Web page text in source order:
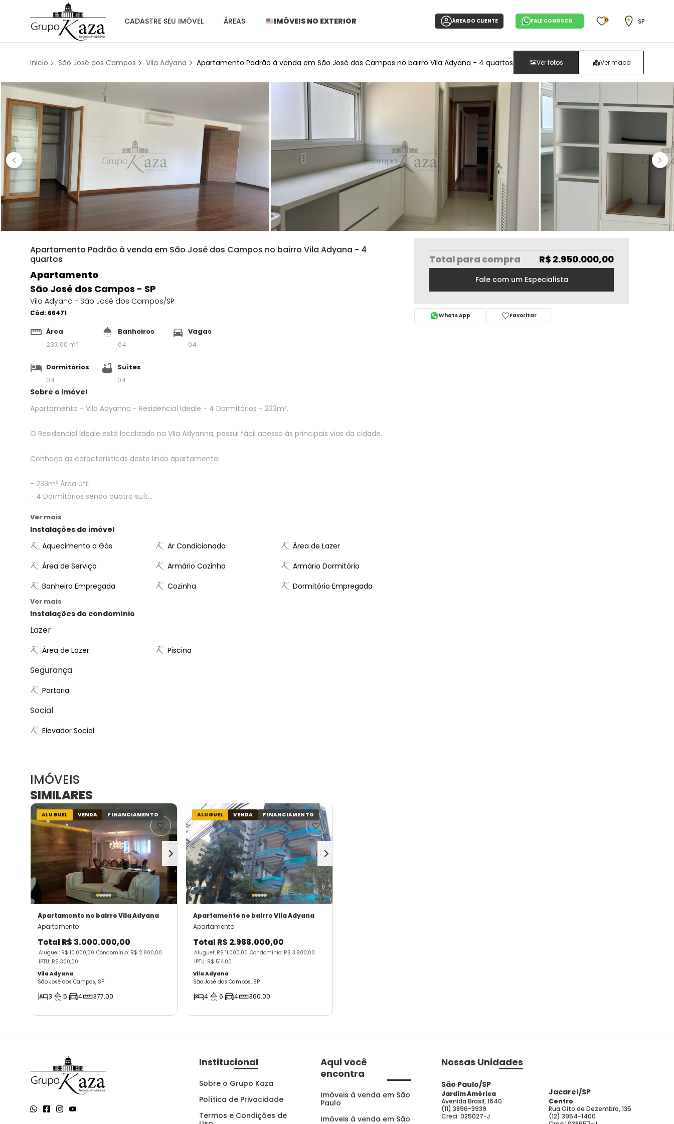
CADASTRE SEU IMÓVEL ÁREAS IMÓVEIS NO EXTERIOR ÁREA DO CLIENTE FALE CONOSCO 0 SP
Inicio São José dos Campos Vila Adyana Apartamento Padrão à venda em São José dos Campos no bairro Vila Adyana - 4 quartos Ver fotos Ver mapa
Apartamento Padrão à venda em São José dos Campos no bairro Vila Adyana - 4
quartos
Apartamento
São José dos Campos - SP
Vila Adyana - São José dos Campos/SP
Cód: 66471
Área
233.00 m²
Banheiros
04
Vagas
04
Dormitórios
04
Suítes
04
Sobre o imóvel
Apartamento - Vila Adyanna - Residencial Ideale - 4 Dormitórios - 233m².
O Residencial Ideale está localizado na Vila Adyanna, possui fácil acesso às principais vias da cidade.
Conheça as características deste lindo apartamento:
- 233m² Área útil
- 4 Dormitórios sendo quatro suít...
Ver mais
Instalações do imóvel
Aquecimento a Gás
Ar Condicionado
Área de Lazer
Área de Serviço
Armário Cozinha
Armário Dormitório
Banheiro Empregada
Cozinha Dormitório Empregada
Ver mais
Instalações do condomínio
Lazer
Área de Lazer Piscina
Segurança
Portaria
Social
Elevador Social
Total para compra R$ 2.950.000,00
Fale com um Especialista
Whats App Favoritar
IMÓVEIS
SIMILARES
ALUGUEL VENDA FINANCIAMENTO
Apartamento no bairro Vila Adyana
Apartamento
Total R$ 3.000.000,00
Aluguel: R$ 10.000,00 Condomínio: R$ 2.800,00
IPTU: R$ 300,00
Vila Adyana
São José dos Campos, SP
3 5 4 377.00
ALUGUEL VENDA FINANCIAMENTO
Apartamento no bairro Vila Adyana
Apartamento
Total R$ 2.988.000,00
Aluguel: R$ 11.000,00 Condomínio: R$ 3.800,00
IPTU: R$ 514,00
Vila Adyana
São José dos Campos, SP
4 6 4 360.00
Institucional
Sobre o Grupo Kaza
Política de Privacidade
Termos e Condições de
Aqui você
encontra
Imóveis à venda em São
Paulo
Imóveis à venda em São
Nossas Unidades
São Paulo/SP
Jardim América
Avenida Brasil, 1640
(11) 3896-3939
Creci: 025027-J
Jacareí/SP
Centro
Rua Oito de Dezembro, 135
(12) 3954-1400